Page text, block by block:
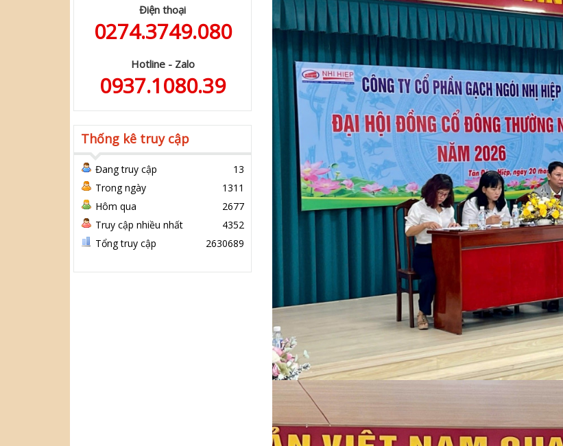
Điện thoại
0274.3749.080
Hotline - Zalo
0937.1080.39
Thống kê truy cập
Đang truy cập
13
Trong ngày
1311
Hôm qua
2677
Truy cập nhiều nhất
4352
Tổng truy cập
2630689